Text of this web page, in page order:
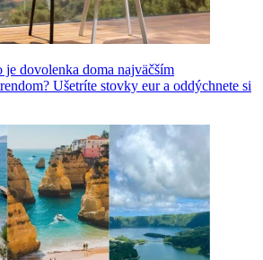
je dovolenka doma najväčším
Ušetríte stovky eur a oddýchnete si